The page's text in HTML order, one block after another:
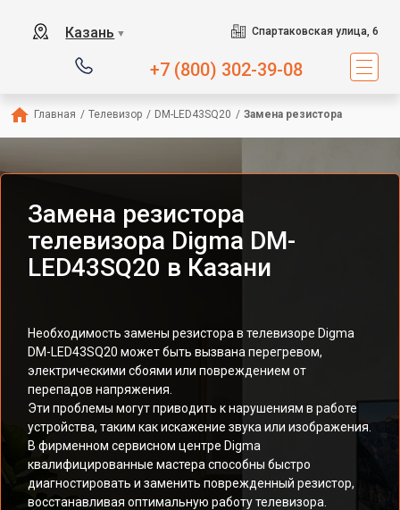
Казань ▼ Спартаковская улица, 6
+7 (800) 302-39-08
Главная / Телевизор / DM-LED43SQ20 / Замена резистора
Замена резистора
телевизора Digma DM-
LED43SQ20 в Казани
Необходимость замены резистора в телевизоре Digma
DM-LED43SQ20 может быть вызвана перегревом,
электрическими сбоями или повреждением от
перепадов напряжения.
Эти проблемы могут приводить к нарушениям в работе
устройства, таким как искажение звука или изображения.
В фирменном сервисном центре Digma
квалифицированные мастера способны быстро
диагностировать и заменить поврежденный резистор,
восстанавливая оптимальную работу телевизора.